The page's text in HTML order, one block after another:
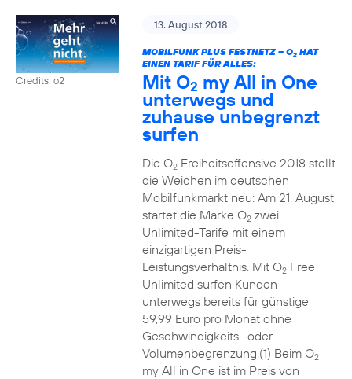
Credits: o2
13. August 2018
MOBILFUNK PLUS FESTNETZ – O2HAT
EINEN TARIF FÜR ALLES:
Mit O2 my All in One
unterwegs und
zuhause unbegrenzt
surfen
Die O2Freiheitsoffensive 2018 stellt
die Weichen im deutschen
Mobilfunkmarkt neu: Am 21. August
startet die Marke O2zwei
Unlimited-Tarife mit einem
einzigartigen Preis-
Leistungsverhältnis. Mit O2Free
Unlimited surfen Kunden
unterwegs bereits für günstige
59,99 Euro pro Monat ohne
Geschwindigkeits- oder
Volumenbegrenzung.(1) Beim O2
my All in One ist im Preis von